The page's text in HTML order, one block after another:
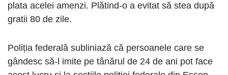
plata acelei amenzi. Plătind-o a evitat să stea după
gratii 80 de zile.
Poliția federală subliniază că persoanele care se
gândesc să-l imite pe tânărul de 24 de ani pot face